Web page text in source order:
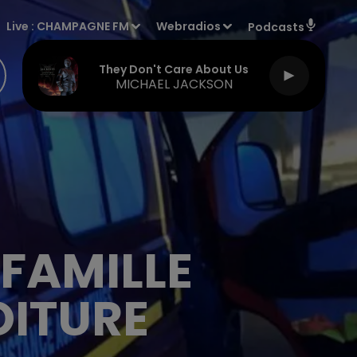
Live : CHAMPAGNE FM Webradios Podcasts
They Don't Care About Us
MICHAEL JACKSON